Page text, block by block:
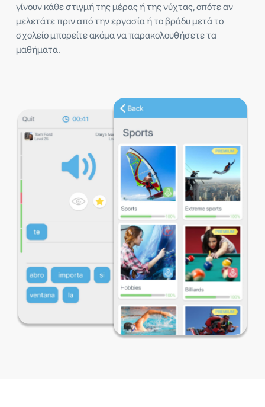
γίνουν κάθε στιγμή της μέρας ή της νύχτας, οπότε αν
μελετάτε πριν από την εργασία ή το βράδυ μετά το
σχολείο μπορείτε ακόμα να παρακολουθήσετε τα
μαθήματα.